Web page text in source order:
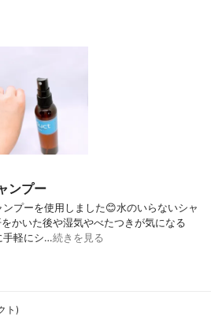
ンプー
プーを使用しました😊水のいらないシャ
かいた後や湿気やべたつきが気になる
手軽にシ…続きを見る
ト)